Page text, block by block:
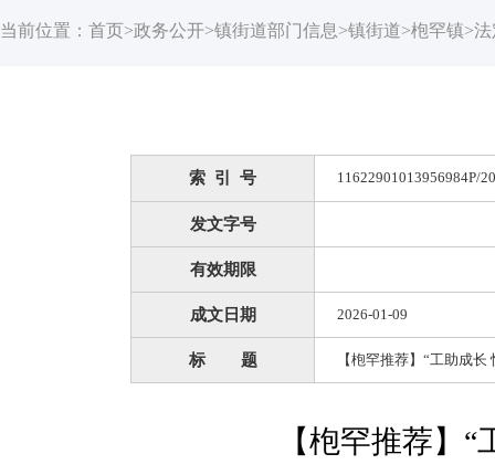
当前位置： 首页>政务公开>镇街道部门信息>镇街道>枹罕镇>法
索 引 号 11622901013956984P/
发文字号
有效期限
成文日期 2026-01-09
标 题 【枹罕推荐】“工助成
【枹罕推荐】